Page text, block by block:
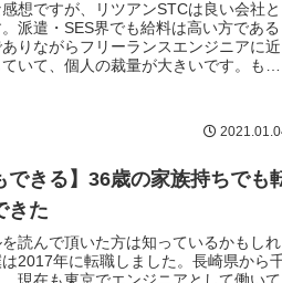
想ですが、リツアンSTCは良い会社と
派遣・SES界でも給料は高い方である
りながらフリーランスエンジニアに近
いて、個人の裁量が大きいです。もち
イルです。その方向性もあり、以下に当
できる】36歳の家族持ちでも
きた
読んで頂いた方は知っているかもしれ
2017年に転職しました。長崎県から